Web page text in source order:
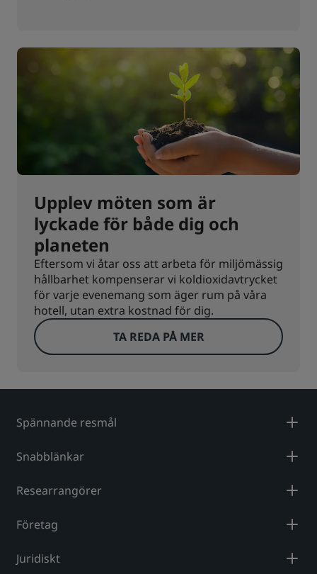
Upplev möten som är
lyckade för både dig och
planeten
Eftersom vi åtar oss att arbeta för miljömässig
hållbarhet kompenserar vi koldioxidavtrycket
för varje evenemang som äger rum på våra
hotell, utan extra kostnad för dig.
TA REDA PÅ MER
Spännande resmål
Snabblänkar
Researrangörer
Företag
Juridiskt